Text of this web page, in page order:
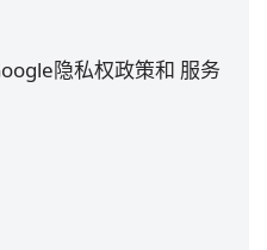
隐私权政策和 服务